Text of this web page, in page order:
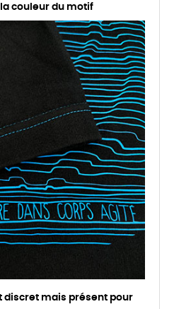
couleur du motif
discret mais présent pour